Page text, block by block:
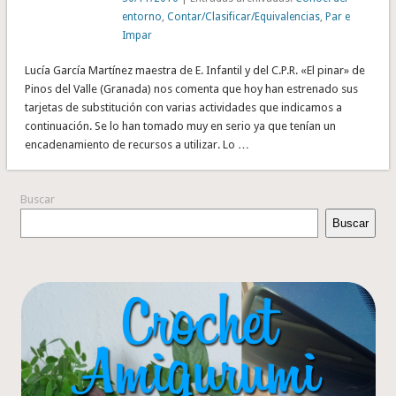
entorno ,Contar/Clasificar/Equivalencias ,Par e
Impar
Lucía García Martínez maestra de E. Infantil y del C.P.R. «El pinar» de
Pinos del Valle (Granada) nos comenta que hoy han estrenado sus
tarjetas de substitución con varias actividades que indicamos a
continuación. Se lo han tomado muy en serio ya que tenían un
encadenamiento de recursos a utilizar. Lo …
Buscar
Buscar